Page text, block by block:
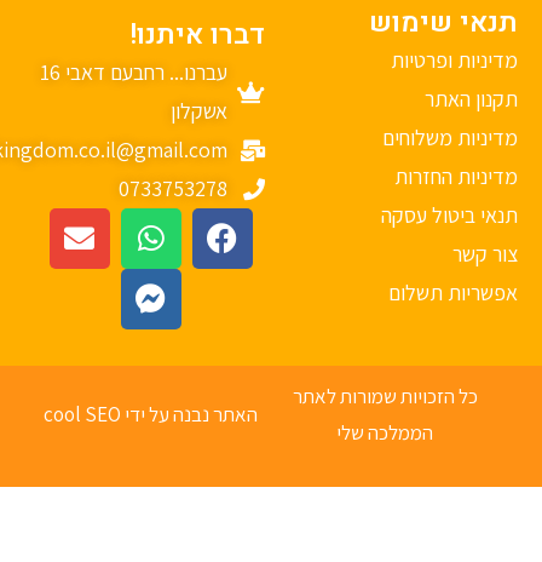
שימוש
ופרטיות
האתר
משלוחים
החזרות
ביטול עסקה
קשר
תשלום
דברו איתנו!
עברנו... רחבעם דאבי 16
אשקלון
mykingdom.co.il@gmail.com
0733753278
כל הזכויות שמורות לאתר
הממלכה שלי
האתר נבנה על ידי cool SEO